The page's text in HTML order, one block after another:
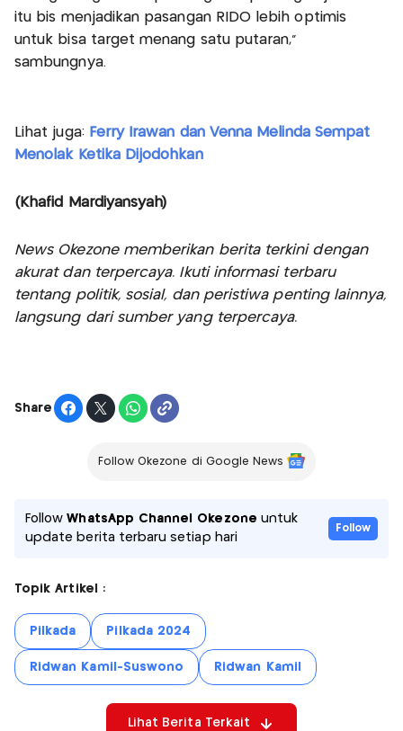
itu bis menjadikan pasangan RIDO lebih optimis
untuk bisa target menang satu putaran,"
sambungnya.
Lihat juga: Ferry Irawan dan Venna Melinda Sempat
Menolak Ketika Dijodohkan
(Khafid Mardiyansyah)
News Okezone memberikan berita terkini dengan
akurat dan terpercaya. Ikuti informasi terbaru
tentang politik, sosial, dan peristiwa penting lainnya,
langsung dari sumber yang terpercaya.
Share
Follow Okezone di Google News
FollowWhatsApp Channel Okezone untuk
update berita terbaru setiap hari
Follow
Topik Artikel :
Pilkada Pilkada 2024
Ridwan Kamil-Suswono Ridwan Kamil
Lihat Berita Terkait